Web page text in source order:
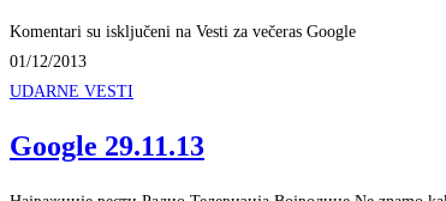
Komentari su isključeni na Vesti za večeras Google
01/12/2013
UDARNE VESTI
Google 29.11.13